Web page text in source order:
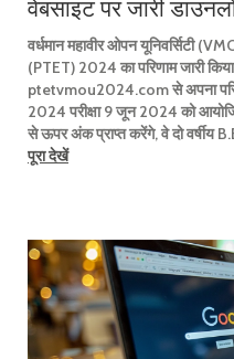
वेबसाइट पर जारी
वर्धमान महावीर ओपन यूनिवर्सिटी
(PTET) 2024 का परिणाम जारी
ptetvmou2024.com से अपना
2024 परीक्षा 9 जून 2024 को
से ऊपर अंक प्राप्त करेंगे, वे दो वर्षीय
कार्यक्रमों में प्रवेश के लिए पात्र होंगे।
पूरा देखें